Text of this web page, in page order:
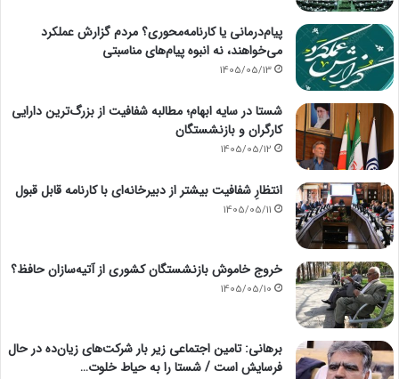
پیام‌درمانی یا کارنامه‌محوری؟ مردم گزارش عملکرد
می‌خواهند، نه انبوه پیام‌های مناسبتی
1405/05/13
شستا در سایه ابهام؛ مطالبه شفافیت از بزرگ‌ترین دارایی
کارگران و بازنشستگان
1405/05/12
انتظارِ شفافیت بیشتر از دبیرخانه‌ای با کارنامه قابل قبول
1405/05/11
خروج خاموش بازنشستگان کشوری از آتیه‌سازان حافظ؟
1405/05/10
برهانی: تامین اجتماعی زیر بار شرکت‌های زیان‌ده در حال
فرسایش است / شستا را به حیاط خلوت…